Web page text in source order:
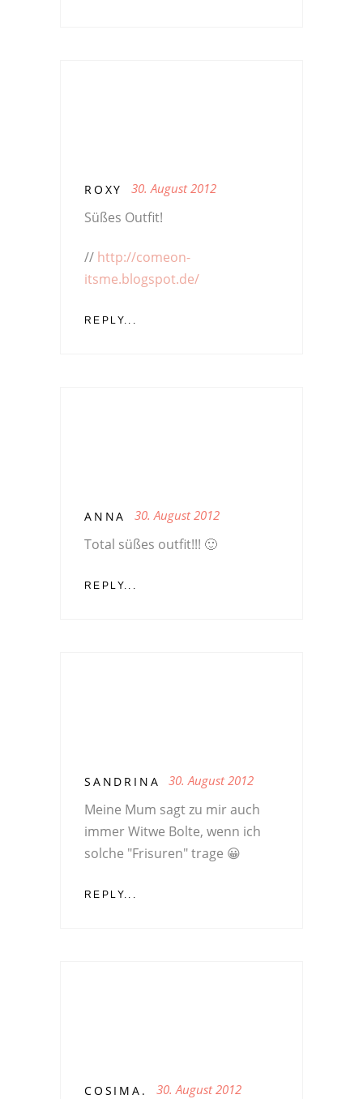
ROXY 30. August 2012
Süßes Outfit!
// http://comeon-
itsme.blogspot.de/
REPLY...
ANNA 30. August 2012
Total süßes outfit!!! 🙂
REPLY...
SANDRINA 30. August 2012
Meine Mum sagt zu mir auch
immer Witwe Bolte, wenn ich
solche "Frisuren" trage 😀
REPLY...
COSIMA. 30. August 2012